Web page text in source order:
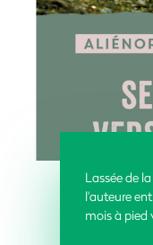
Lassée de
l'auteure
mois à pied